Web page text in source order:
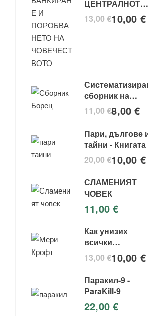
ЦЕНТРАЛНОТО
БАНКИРАНЕ И
ПОРОБВАНЕТО
13,00€10,00 €
сборник на
съвременния
боец за свобода
11,00€8,00€
Пари, дългове
тайни - Книгата
20,00€10,00 €
СЛАМЕНИЯТ
ЧОВЕК
11,00€
Как унизих
всички
институции -
Мери крофт
13,00€10,00 €
Паракил-9 -
ParaKill-9
22,00€